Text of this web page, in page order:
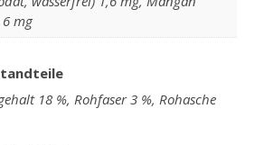
mg
18 %, Rohfaser 3 %, Rohasche